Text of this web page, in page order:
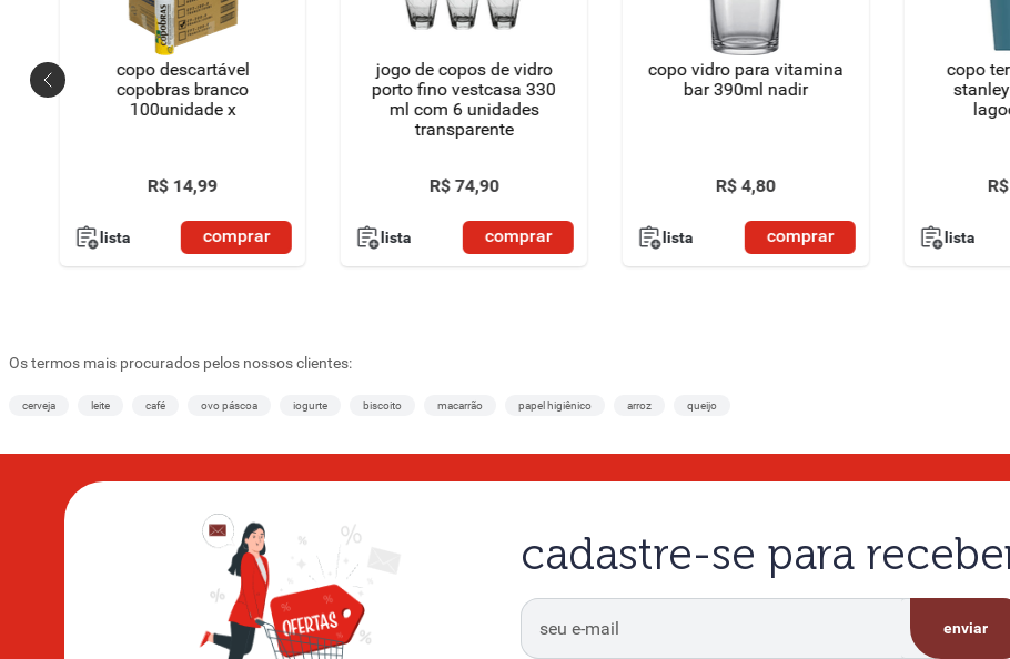
copo descartável
copobras branco
100unidade x
R$ 14,99
lista comprar
jogo de copos de vidro
porto fino vestcasa 330
ml com 6 unidades
transparente
R$ 74,90
lista comprar
copo vidro para vitamina
bar 390ml nadir
R$ 4,80
lista comprar
copo
R$
lista
Os termos mais procurados pelos nossos clientes:
cerveja leite café ovo páscoa iogurte biscoito macarrão papel higiênico arroz queijo
cadastre-se para
enviar